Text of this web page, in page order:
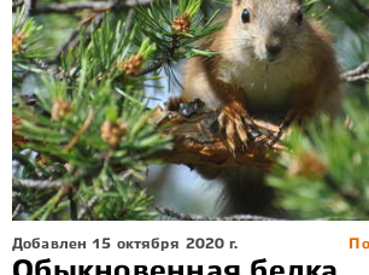
Добавлен 15 октября 2020 г.